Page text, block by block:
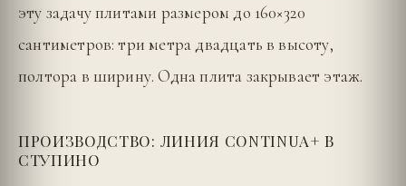
эту задачу плитами размером до 160×320
сантиметров: три метра двадцать в высоту,
полтора в ширину. Одна плита закрывает этаж.
ПРОИЗВОДСТВО: ЛИНИЯ CONTINUA+ В
СТУПИНО